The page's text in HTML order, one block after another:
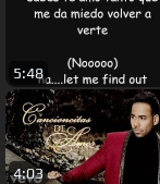
5:48
4:03